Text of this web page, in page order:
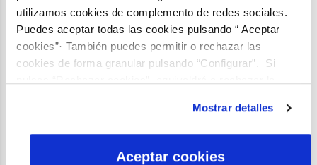
utilizamos cookies de complemento de redes sociales.
Puedes aceptar todas las cookies pulsando “ Aceptar
cookies”· También puedes permitir o rechazar las
cookies de forma granular pulsando “Configurar”. Si
son indispensables para que el sitio web funcione y que
Mostrar detalles
Aceptar cookies
Tesis del agua
Beneficios para la salud y el
bienestar de las personas
derivados de la exposición a es...
Importancia de la especie
suroeste de España